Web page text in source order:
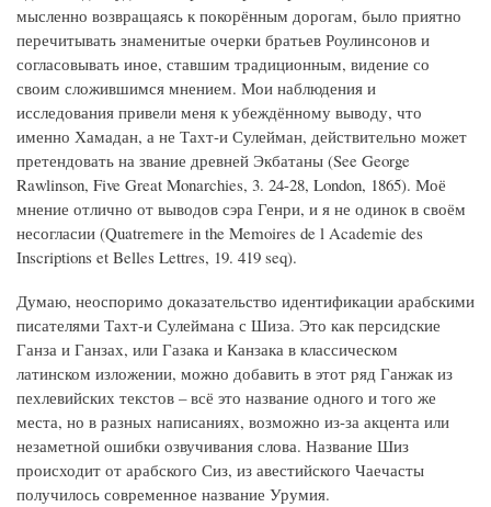
мысленно возвращаясь к покорённым дорогам, было приятно
перечитывать знаменитые очерки братьев Роулинсонов и
согласовывать иное, ставшим традиционным, видение со
своим сложившимся мнением. Мои наблюдения и
исследования привели меня к убеждённому выводу, что
именно Хамадан, а не Тахт-и Сулейман, действительно может
претендовать на звание древней Экбатаны (See George
Rawlinson, Five Great Monarchies, 3. 24-28, London, 1865). Моё
мнение отлично от выводов сэра Генри, и я не одинок в своём
несогласии (Quatremere in the Memoires de l Academie des
Inscriptions et Belles Lettres, 19. 419 seq).
Думаю, неоспоримо доказательство идентификации арабскими
писателями Тахт-и Сулеймана с Шиза. Это как персидские
Ганза и Ганзах, или Газака и Канзака в классическом
латинском изложении, можно добавить в этот ряд Ганжак из
пехлевийских текстов – всё это название одного и того же
места, но в разных написаниях, возможно из-за акцента или
незаметной ошибки озвучивания слова. Название Шиз
происходит от арабского Сиз, из авестийского Чаечасты
получилось современное название Урумия.